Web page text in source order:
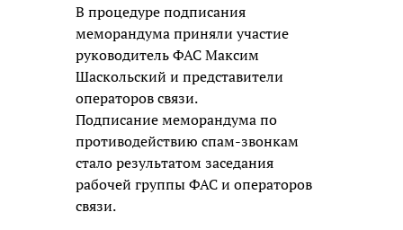
В процедуре подписания
меморандума приняли участие
руководитель ФАС Максим
Шаскольский и представители
операторов связи.
Подписание меморандума по
противодействию спам-звонкам
стало результатом заседания
рабочей группы ФАС и операторов
связи.